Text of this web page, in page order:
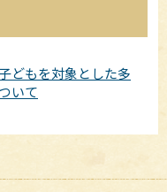
どもを対象とした多
いて